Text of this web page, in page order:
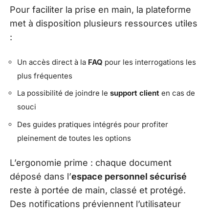
Pour faciliter la prise en main, la plateforme
met à disposition plusieurs ressources utiles
:
Un accès direct à la FAQ pour les interrogations les
plus fréquentes
La possibilité de joindre le support client en cas de
souci
Des guides pratiques intégrés pour profiter
pleinement de toutes les options
L’ergonomie prime : chaque document
déposé dans l’espace personnel sécurisé
reste à portée de main, classé et protégé.
Des notifications préviennent l’utilisateur